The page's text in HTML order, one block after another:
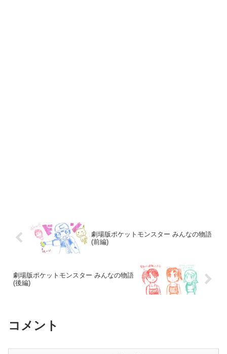
劇場版ポケットモンスター みんなの物語
(前編)
劇場版ポケットモンスター みんなの物語
(後編)
コメント